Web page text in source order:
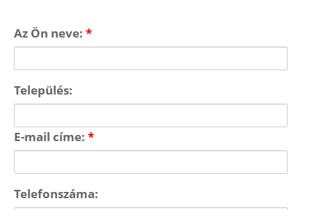
Az Ön neve: *
Település:
E-mail címe: *
Telefonszáma: